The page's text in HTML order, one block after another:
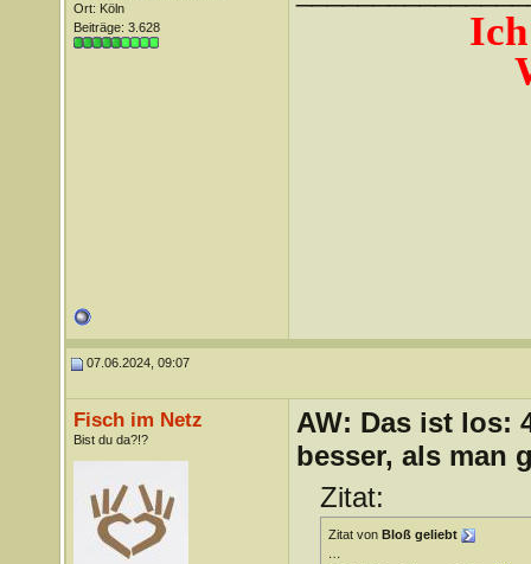
Ort: Köln
Beiträge: 3.628
07.06.2024, 09:07
Fisch im Netz
Bist du da?!?
AW: Das ist los:
besser, als man
Zitat:
Zitat von Bloß geliebt
…